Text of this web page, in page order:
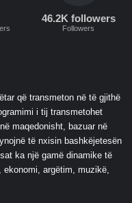
46.2K followers
Followers
që transmeton në të gjithë
i tij transmetohet
maqedonisht, bazuar në
të nxisin bashkëjetesën
ka një gamë dinamike të
ekonomi, argëtim, muzikë,